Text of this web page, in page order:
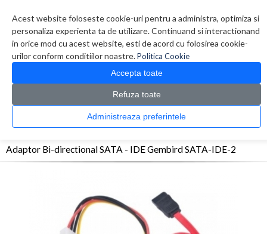
Acest website foloseste cookie-uri pentru a administra, optimiza si
personaliza experienta ta de utilizare. Continuand si interactionand
in orice mod cu acest website, esti de acord cu folosirea cookie-
urilor conform conditiilor noastre.Politica Cookie
Accepta toate
Refuza toate
Administreaza preferintele
0 produs(e)
CATALOG PRODUSE
> Adaptoare/Conectica > Adaptor Bi-directional SATA - IDE
Adaptor Bi-directional SATA - IDE Gembird SATA-IDE-2